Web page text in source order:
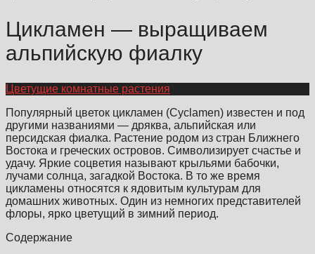
Цикламен — выращиваем
альпийскую фиалку
Цветущие комнатные растения
Популярный цветок цикламен (Cyclamen) известен и под
другими названиями — дряква, альпийская или
персидская фиалка. Растение родом из стран Ближнего
Востока и греческих островов. Символизирует счастье и
удачу. Яркие соцветия называют крыльями бабочки,
лучами солнца, загадкой Востока. В то же время
цикламены относятся к ядовитым культурам для
домашних животных. Один из немногих представителей
флоры, ярко цветущий в зимний период.
Содержание